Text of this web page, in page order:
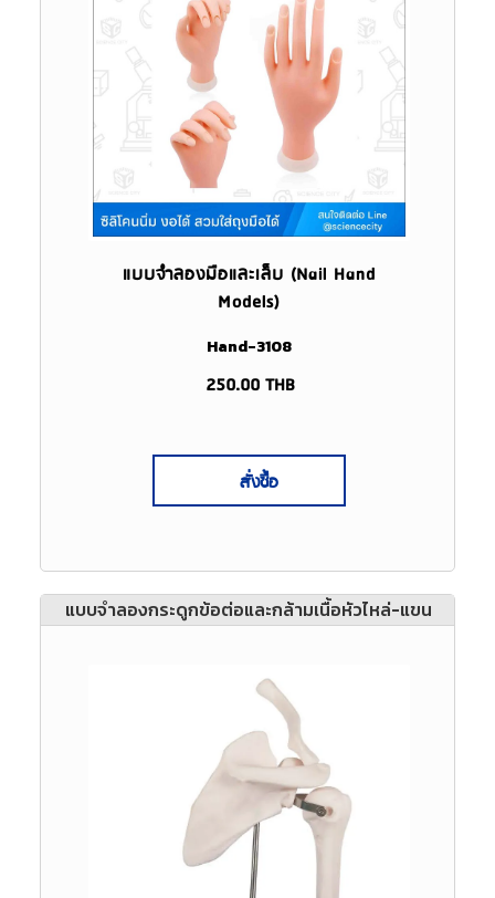
แบบจำลองมือและเล็บ (Nail Hand
Models)
Hand-3108
250.00 THB
สั่งซื้อ
แบบจำลองกระดูกข้อต่อและกล้ามเนื้อหัวไหล่-แขน